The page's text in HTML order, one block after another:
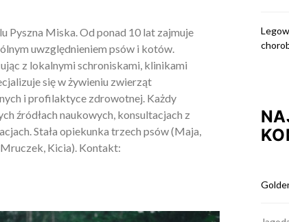
Pyszna Miska. Od ponad 10 lat zajmuje
uwzględnieniem psów i kotów.
z lokalnymi schroniskami, klinikami
się w żywieniu zwierząt
i profilaktyce zdrowotnej. Każdy
źródłach naukowych, konsultacjach z
Stała opiekunka trzech psów (Maja,
Kicia). Kontakt: